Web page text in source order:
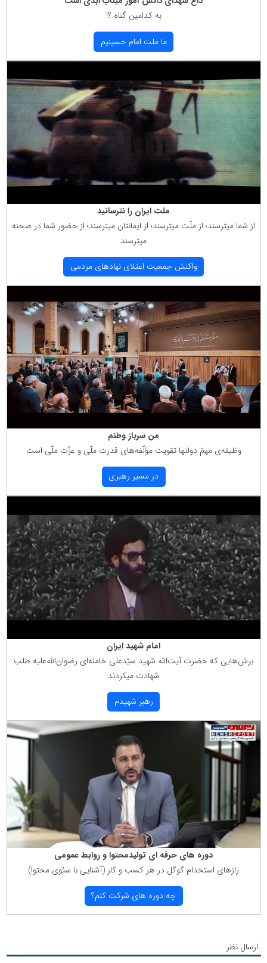
به كدامین گناه ؟!
ما ملت امام حسینیم
ملت ایران را نترسانید
از شما میترسند؛ از ملّت میترسند؛ از ایمانتان میترسند؛ از حضور شما در صحنه
میترسند
واكنش جمعیت اعتلای نهادهای مردمی
من سرباز وطنم
وظیفه‌ی مهمّ دولتها تقویت مؤلّفه‌های قدرت ملّی و عزّت ملّی است
در مسیر رهبری
امام شهید ایران
برش‌هایی كه حضرت آیت‌الله شهید سیّدعلی خامنه‌ای رضوان‌الله‌علیه طلب
شهادت میكردند
رهبر شهیدم
دوره های حرفه ای تولیدمحتوا و روابط عمومی
رازهای استخدام گوگل در هر كسب و كار (آشنایی با سئوی محتوا)
چه دوره های شركت كنم؟
ارسال نظر